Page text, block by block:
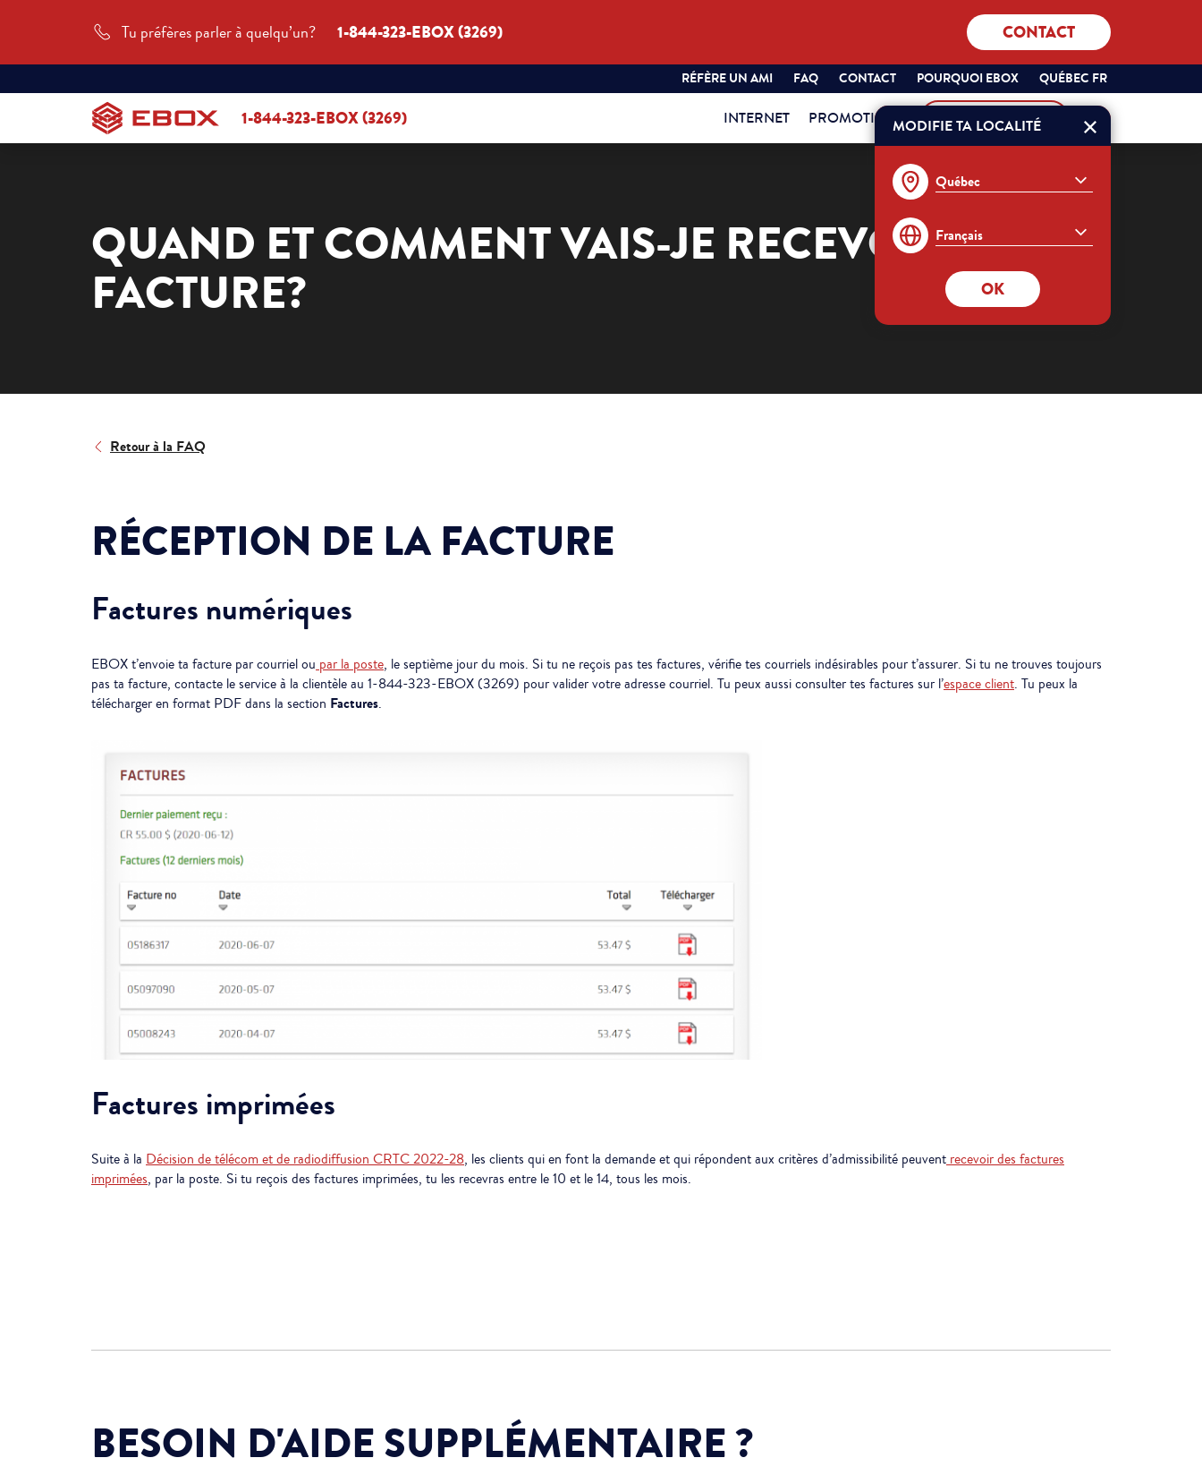
Tu préfères parler à quelqu’un? 1-844-323-EBOX (3269) CONTACT
RÉFÈRE UN AMI FAQ CONTACT POURQUOI EBOX
SÉLECTIONNEZ
VOTRE
PROVINCE
ET
LANGUE
QUÉBEC
FRANÇAIS
QUÉBEC FR
MODIFIE TA LOCALITÉ
OK
1-844-323-EBOX (3269) INTERNET PROMOTIONS MON COMPTE Commander
QUAND ET COMMENT VAIS-JE RECEVOIR MA
FACTURE?
Retour à la FAQ
RÉCEPTION DE LA FACTURE
Factures numériques
EBOX t’envoie ta facture par courriel ou par la poste, le septième jour du mois. Si tu ne reçois pas tes factures, vérifie tes courriels indésirables pour t’assurer. Si tu ne trouves toujours
pas ta facture, contacte le service à la clientèle au 1-844-323-EBOX (3269) pour valider votre adresse courriel. Tu peux aussi consulter tes factures sur l’espace client. Tu peux la
télécharger en format PDF dans la section Factures.
Factures imprimées
Suite à la Décision de télécom et de radiodiffusion CRTC 2022-28, les clients qui en font la demande et qui répondent aux critères d’admissibilité peuventrecevoir des factures
imprimées, par la poste. Si tu reçois des factures imprimées, tu les recevras entre le 10 et le 14, tous les mois.
BESOIN D'AIDE SUPPLÉMENTAIRE ?